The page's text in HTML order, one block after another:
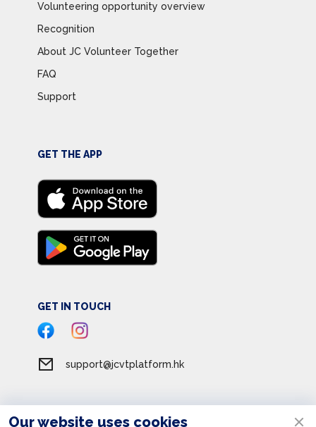
Volunteering opportunity overview
Recognition
About JC Volunteer Together
FAQ
Support
GET THE APP
GET IN TOUCH
support@jcvtplatform.hk
Terms of Service
Our website uses cookies